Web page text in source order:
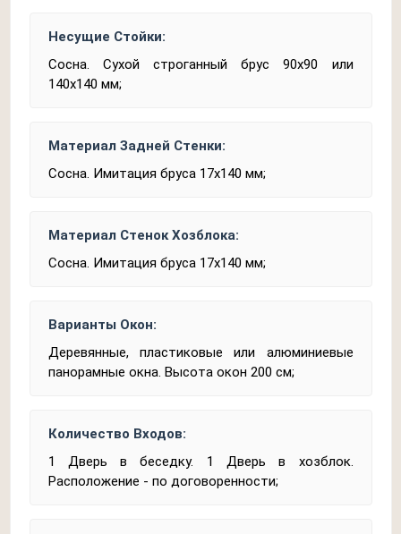
Несущие Стойки:
Сосна. Сухой строганный брус 90х90 или
140х140 мм;
Материал Задней Стенки:
Сосна. Имитация бруса 17х140 мм;
Материал Стенок Хозблока:
Сосна. Имитация бруса 17х140 мм;
Варианты Окон:
Деревянные, пластиковые или алюминиевые
панорамные окна. Высота окон 200 см;
Количество Входов:
1 Дверь в беседку. 1 Дверь в хозблок.
Расположение - по договоренности;